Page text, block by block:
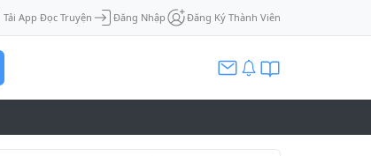
Tải App Đọc Truyện Đăng Nhập Đăng Ký Thành Viên